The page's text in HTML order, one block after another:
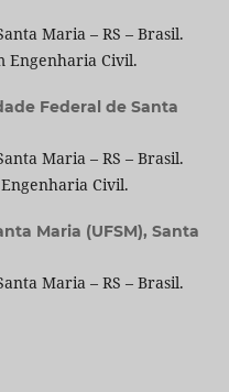
Maria – RS – Brasil.
Engenharia Civil.
Federal de Santa
Maria – RS – Brasil.
Civil.
Maria (UFSM), Santa
Maria – RS – Brasil.